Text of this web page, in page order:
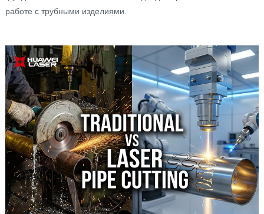
работе с трубными изделиями.